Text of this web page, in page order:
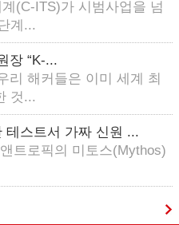
(C-ITS)가 시범사업을 넘
계...
장 “K-...
리 해커들은 이미 세계 최
것...
테스트서 가짜 신원 ...
트로픽의 미토스(Mythos)